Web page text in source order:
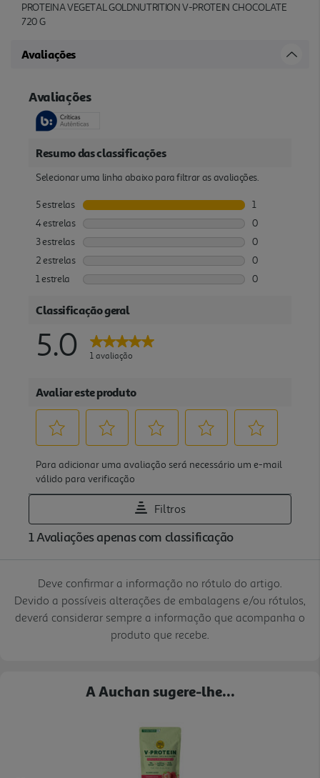
PROTEINA VEGETAL GOLDNUTRITION V-PROTEIN CHOCOLATE
720 G
Avaliações
Deve confirmar a informação no rótulo do artigo.
Devido a possíveis alterações de embalagens e/ou rótulos,
deverá considerar sempre a informação que acompanha o
produto que recebe.
A Auchan sugere-lhe...